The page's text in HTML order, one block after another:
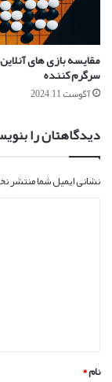
مقایسه بازی های
سرگرم کننده
آگوست 11, 2024
دیدگاهتان را
نشانی ایمیل شما منتشر
*
نام*